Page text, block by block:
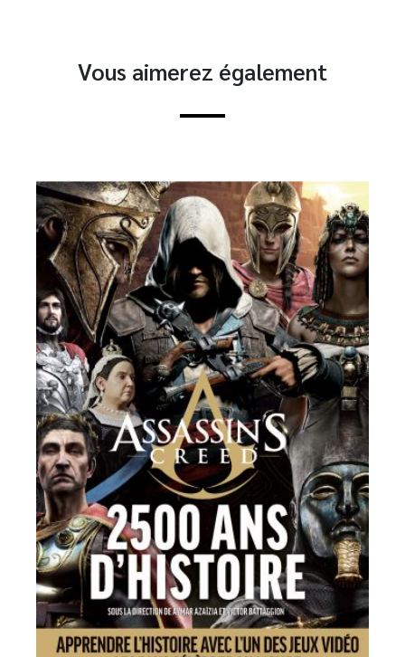
Vous aimerez également